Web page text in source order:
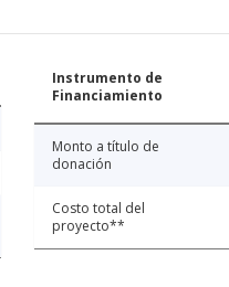
Instrumento de
Financiamiento
Monto a título de
donación
Costo total del
proyecto**